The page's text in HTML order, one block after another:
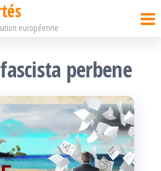
européenne
fascista perbene